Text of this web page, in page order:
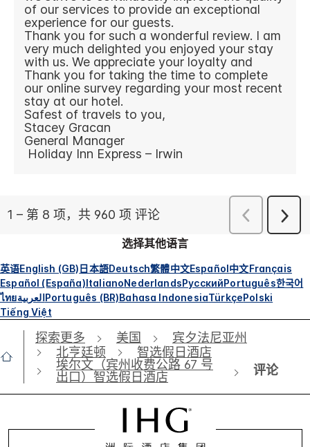
选择其他语言
英语English (GB)日本語Deutsch繁體中文Español中文Français
Español (España)ItalianoNederlandsРусскийPortuguês한국어
ไทยالعربيةPortuguês (BR)Bahasa IndonesiaTürkçePolski
Tiếng Việt
探索更多 美国
宾夕法尼亚州
北亨廷顿
智选假日酒店
埃尔文（宾州收费公路 67 号
出口）智选假日酒店
评论